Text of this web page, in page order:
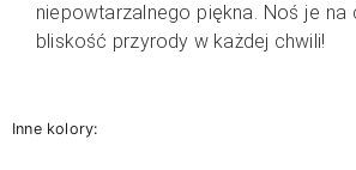
niepowtarzalnego piękna. Noś je
bliskość przyrody w każdej chwili!
Inne kolory: